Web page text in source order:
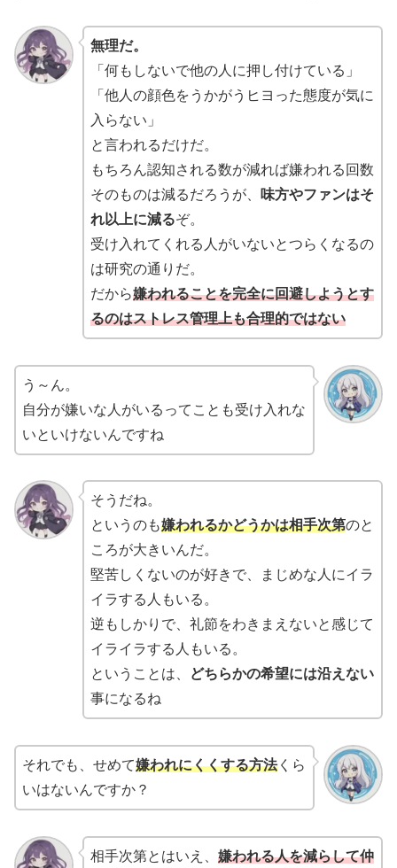
無理だ。
「何もしないで他の人に押し付けている」
「他人の顔色をうかがうヒヨった態度が気に
入らない」
と言われるだけだ。
もちろん認知される数が減れば嫌われる回数
そのものは減るだろうが、
味方やファンはそ
れ以上に減るぞ。
受け入れてくれる人がいないとつらくなるの
は研究の通りだ。
だから嫌われることを完全に回避しようとす
るのはストレス管理上も合理的ではない
う～ん。
自分が嫌いな人がいるってことも受け入れな
いといけないんですね
そうだね。
というのも嫌われるかどうかは相手次第のと
ころが大きいんだ。
堅苦しくないのが好きで、まじめな人にイラ
イラする人もいる。
逆もしかりで、礼節をわきまえないと感じて
イライラする人もいる。
ということは、
どちらかの希望には沿えない
事になるね
それでも、せめて嫌われにくくする方法くら
いはないんですか？
相手次第とはいえ、 嫌われる人を減らして仲